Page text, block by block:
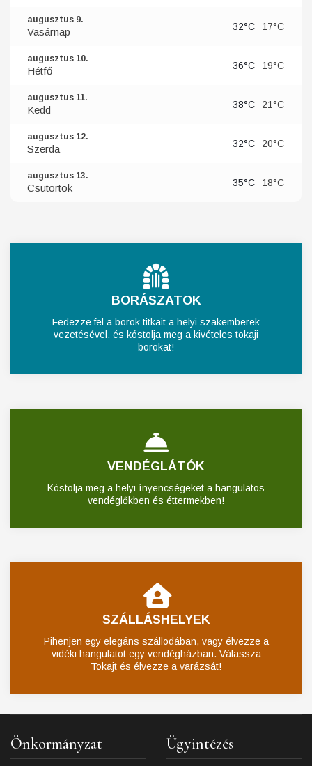
augusztus 9.
Vasárnap 32°C 17°C
augusztus 10.
Hétfő 36°C 19°C
augusztus 11.
Kedd 38°C 21°C
augusztus 12.
Szerda 32°C 20°C
augusztus 13.
Csütörtök 35°C 18°C
BORÁSZATOK
Fedezze fel a borok titkait a helyi szakemberek
vezetésével, és kóstolja meg a kivételes tokaji
borokat!
VENDÉGLÁTÓK
Kóstolja meg a helyi ínyencségeket a hangulatos
vendéglőkben és éttermekben!
SZÁLLÁSHELYEK
Pihenjen egy elegáns szállodában, vagy élvezze a
vidéki hangulatot egy vendégházban. Válassza
Tokajt és élvezze a varázsát!
Önkormányzat Ügyintézés